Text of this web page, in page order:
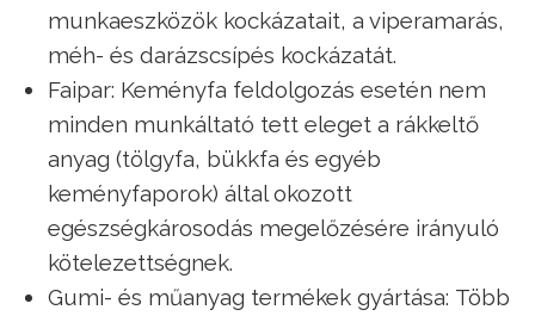
munkaeszközök kockázatait, a viperamarás,
méh- és darázscsípés kockázatát.
Faipar: Keményfa feldolgozás esetén nem
minden munkáltató tett eleget a rákkeltő
anyag (tölgyfa, bükkfa és egyéb
keményfaporok) által okozott
egészségkárosodás megelőzésére irányuló
kötelezettségnek.
Gumi- és műanyag termékek gyártása: Több